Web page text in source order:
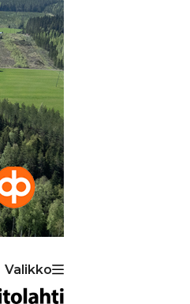
Valikko